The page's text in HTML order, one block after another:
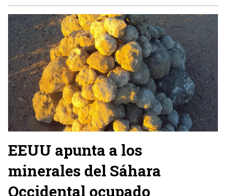
EEUU apunta a los
minerales del Sáhara
Occidental ocupado